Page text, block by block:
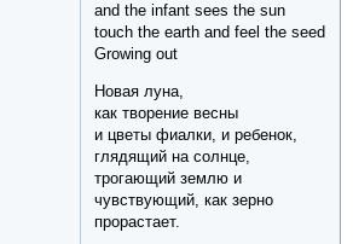
and the infant sees the sun
touch the earth and feel the seed
Growing out
Новая луна,
как творение весны
и цветы фиалки, и ребенок,
глядящий на солнце,
трогающий землю и
чувствующий, как зерно
прорастает.